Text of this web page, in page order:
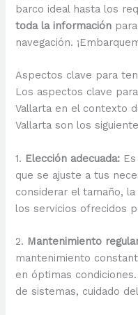
barco ideal hasta los
toda la información
navegación.
Aspectos clave para
Los aspectos clave
Vallarta en el contexto
Vallarta son los
1. Elección adecuada:
que se ajuste a tus
considerar el tamaño,
los servicios ofrecidos
2. Mantenimiento
mantenimiento
en óptimas
de sistemas, cuidado